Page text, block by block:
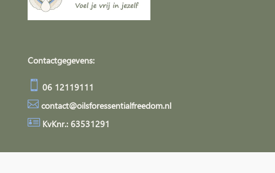
Contactgegevens:
 06 12119111
 contact@oilsforessentialfreedom.nl
KvKnr.: 63531291